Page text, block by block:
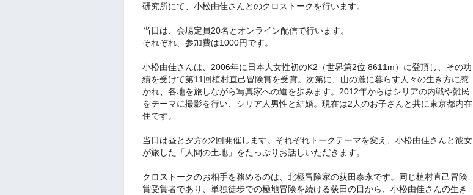
研究所にて、小松由佳さんとのクロストークを行います。
当日は、会場定員20名とオンライン配信で行います。
それぞれ、参加費は1000円です。
小松由佳さんは、2006年に日本人女性初のK2（世界第2位 8611m）に登頂し、その功
績を受けて第11回植村直己冒険賞を受賞。 次第に、山の麓に暮らす人々の生き方に惹
かれ、各地を旅しながら写真家への道を歩みます。 2012年からはシリアの内戦や難民
をテーマに撮影を行い、シリア人男性と結婚。現在は2人のお子さんと共に東京都内在
住です。
当日は昼と夕方の2回開催します。 それぞれトークテーマを変え、小松由佳さんと彼女
が旅した「人間の土地」をたっぷりお話しいただきます。
クロストークのお相手を務めるのは、北極冒険家の荻田泰永です。 同じ植村直己冒険
賞受賞者であり、単独徒歩での極地冒険を続ける荻田の目から、小松由佳さんの生き